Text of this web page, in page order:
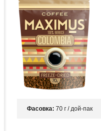
Фасовка: 70 г / дой-пак